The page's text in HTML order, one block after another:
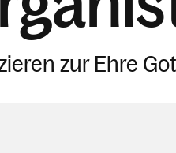
zur Ehre